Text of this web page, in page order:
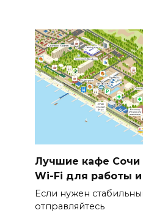
Лучшие кафе Сочи
Wi-Fi для работы
Если нужен
отправляйтесь